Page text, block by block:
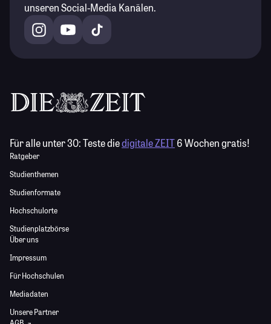
unseren Social-Media Kanälen.
Für alle unter 30:Teste diedigitale ZEIT6 Wochen gratis!
Ratgeber
Studienthemen
Studienformate
Hochschulorte
Studienplatzbörse
Über uns
Impressum
Für Hochschulen
Mediadaten
Unsere Partner